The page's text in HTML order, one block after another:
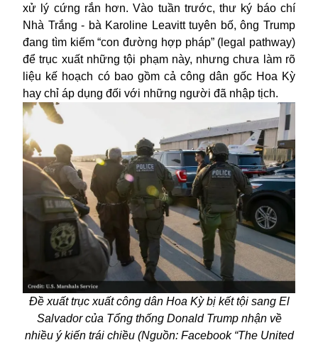
xử lý cứng rắn hơn. Vào tuần trước, thư ký báo chí
Nhà Trắng - bà Karoline Leavitt tuyên bố, ông Trump
đang tìm kiếm “con đường hợp pháp” (legal pathway)
để trục xuất những tội phạm này, nhưng chưa làm rõ
liệu kế hoạch có bao gồm cả công dân gốc Hoa Kỳ
hay chỉ áp dụng đối với những người đã nhập tịch.
Đề xuất trục xuất công dân Hoa Kỳ bị kết tội sang El
Salvador của Tổng thống Donald Trump nhận về
nhiều ý kiến trái chiều (Nguồn: Facebook “The United